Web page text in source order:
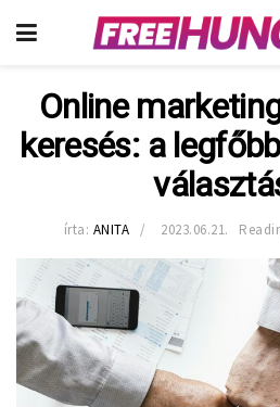
Online
keresés: a
írta: ANITA 2023.06.21.